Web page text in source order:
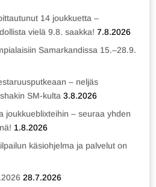
14 joukkuetta –
vielä 9.8. saakka! 7.8.2026
Samarkandissa 15.–28.9.
– neljäs
SM-kulta 3.8.2026
joukkueblixteihin – seuraa yhden
1.8.2026
käsiohjelma ja palvelut on
28.7.2026